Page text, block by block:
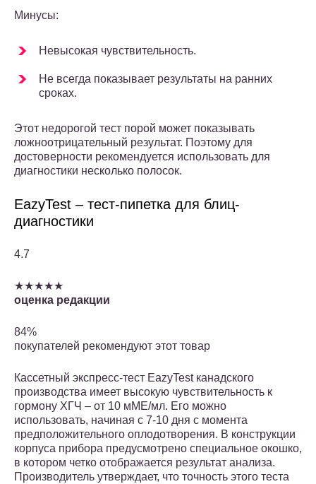
Минусы:
Невысокая чувствительность.
Не всегда показывает результаты на ранних
сроках.
Этот недорогой тест порой может показывать
ложноотрицательный результат. Поэтому для
достоверности рекомендуется использовать для
диагностики несколько полосок.
EazyTest – тест-пипетка для блиц-
диагностики
4.7
★★★★★
оценка редакции
84%
покупателей рекомендуют этот товар
Кассетный экспресс-тест EazyTest канадского
производства имеет высокую чувствительность к
гормону ХГЧ – от 10 мМЕ/мл. Его можно
использовать, начиная с 7-10 дня с момента
предположительного оплодотворения. В конструкции
корпуса прибора предусмотрено специальное окошко,
в котором четко отображается результат анализа.
Производитель утверждает, что точность этого теста